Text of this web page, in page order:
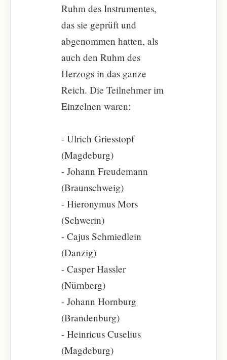
Ruhm des Instrumentes,
das sie geprüft und
abgenommen hatten, als
auch den Ruhm des
Herzogs in das ganze
Reich. Die Teilnehmer im
Einzelnen waren:
- Ulrich Griesstopf
(Magdeburg)
- Johann Freudemann
(Braunschweig)
- Hieronymus Mors
(Schwerin)
- Cajus Schmiedlein
(Danzig)
- Casper Hassler
(Nürnberg)
- Johann Hornburg
(Brandenburg)
- Heinricus Cuselius
(Magdeburg)